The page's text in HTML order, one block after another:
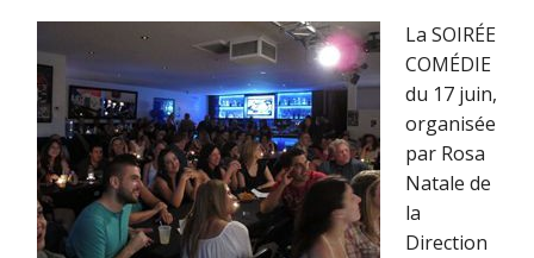
La SOIRÉE
COMÉDIE
du 17 juin,
organisée
par Rosa
Natale de
la
Direction